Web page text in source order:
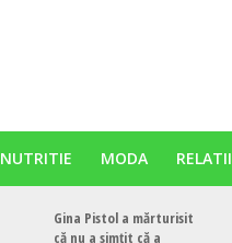
NUTRITIE MODA RELATII
Gina Pistol a mărturisit
că nu a simțit că a